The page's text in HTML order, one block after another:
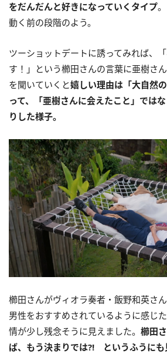
をだんだんと好きになっていくタイプ
動く前の段階のよう。
ツーショットデートに誘ってみれば、
す！」という櫛田さんの言葉に亜樹さ
を聞いていくと嬉しい理由は「大自然
って、「亜樹さんに会えたこと」では
りした様子。
櫛田さんがヴィオラ奏者・飯野和英さ
男性をおすすめされているように感じ
情が少し残念そうに見えました。 櫛田
ば、もう決まりでは?! というふうにも